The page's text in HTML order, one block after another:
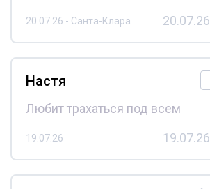
20.07.26 - Санта-Клара 20.07.26
Настя
Любит трахаться под всем
19.07.26 19.07.26